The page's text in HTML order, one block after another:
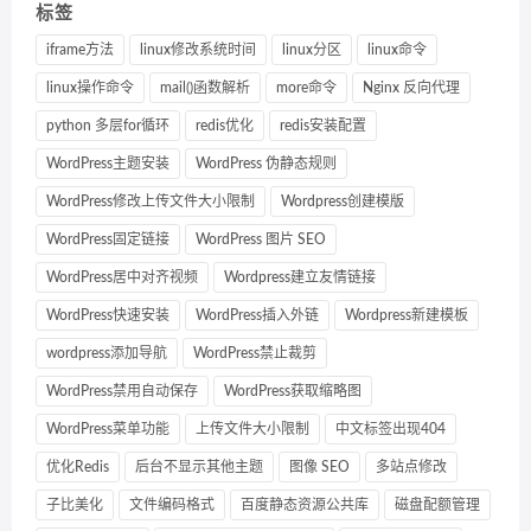
标签
iframe方法 linux修改系统时间 linux分区 linux命令
linux操作命令 mail()函数解析 more命令 Nginx 反向代理
python 多层for循环 redis优化 redis安装配置
WordPress主题安装 WordPress 伪静态规则
WordPress修改上传文件大小限制 Wordpress创建模版
WordPress固定链接 WordPress 图片 SEO
WordPress居中对齐视频 Wordpress建立友情链接
WordPress快速安装 WordPress插入外链 Wordpress新建模板
wordpress添加导航 WordPress禁止裁剪
WordPress禁用自动保存 WordPress获取缩略图
WordPress菜单功能 上传文件大小限制 中文标签出现404
优化Redis 后台不显示其他主题 图像 SEO 多站点修改
子比美化 文件编码格式 百度静态资源公共库 磁盘配额管理